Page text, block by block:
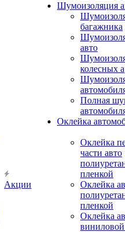
Акции
Шумоизоляция
багажника
авто
колесных
Полная
Оклейка
Оклейка
части авто
пленкой
Оклейка
пленкой
Оклейка